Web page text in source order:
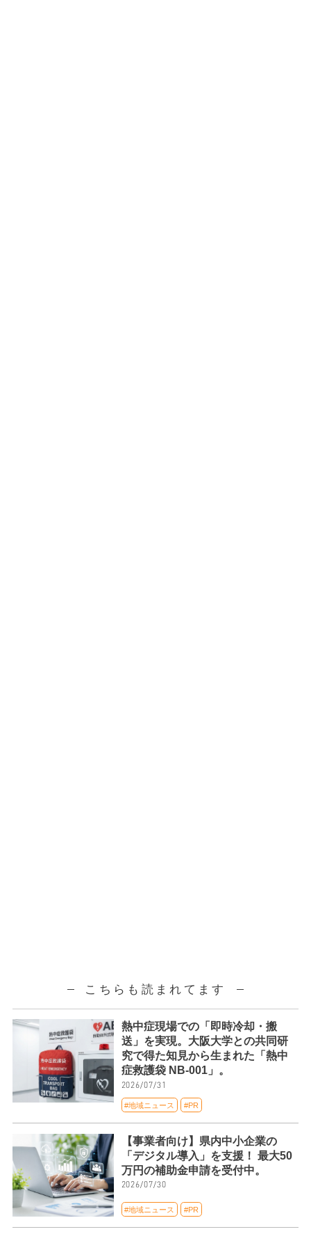
こちらも読まれてます
熱中症現場での「即時冷却・搬
送」を実現。大阪大学との共同研
究で得た知見から生まれた「熱中
症救護袋 NB-001」。
2026/07/31
#地域ニュース #PR
【事業者向け】県内中小企業の
「デジタル導入」を支援！ 最大50
万円の補助金申請を受付中。
2026/07/30
#地域ニュース #PR